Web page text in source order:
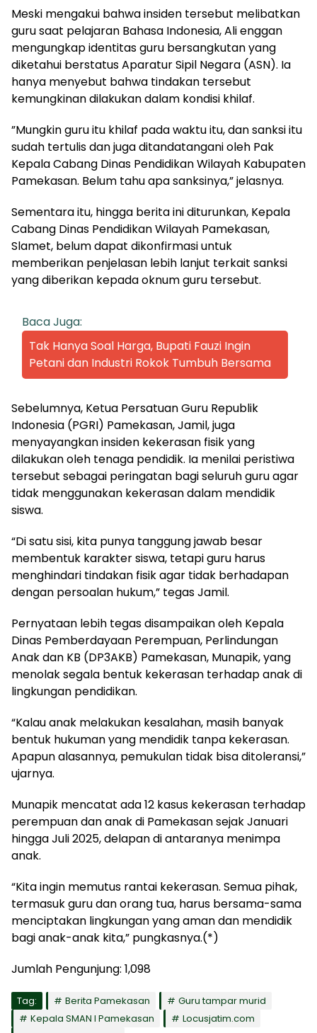
Meski mengakui bahwa insiden tersebut melibatkan
guru saat pelajaran Bahasa Indonesia, Ali enggan
mengungkap identitas guru bersangkutan yang
diketahui berstatus Aparatur Sipil Negara (ASN). Ia
hanya menyebut bahwa tindakan tersebut
kemungkinan dilakukan dalam kondisi khilaf.
”Mungkin guru itu khilaf pada waktu itu, dan sanksi itu
sudah tertulis dan juga ditandatangani oleh Pak
Kepala Cabang Dinas Pendidikan Wilayah Kabupaten
Pamekasan. Belum tahu apa sanksinya,” jelasnya.
Sementara itu, hingga berita ini diturunkan, Kepala
Cabang Dinas Pendidikan Wilayah Pamekasan,
Slamet, belum dapat dikonfirmasi untuk
memberikan penjelasan lebih lanjut terkait sanksi
yang diberikan kepada oknum guru tersebut.
Baca Juga:
Tak Hanya Soal Harga, Bupati Fauzi Ingin
Petani dan Industri Rokok Tumbuh Bersama
Sebelumnya, Ketua Persatuan Guru Republik
Indonesia (PGRI) Pamekasan, Jamil, juga
menyayangkan insiden kekerasan fisik yang
dilakukan oleh tenaga pendidik. Ia menilai peristiwa
tersebut sebagai peringatan bagi seluruh guru agar
tidak menggunakan kekerasan dalam mendidik
siswa.
“Di satu sisi, kita punya tanggung jawab besar
membentuk karakter siswa, tetapi guru harus
menghindari tindakan fisik agar tidak berhadapan
dengan persoalan hukum,” tegas Jamil.
Pernyataan lebih tegas disampaikan oleh Kepala
Dinas Pemberdayaan Perempuan, Perlindungan
Anak dan KB (DP3AKB) Pamekasan, Munapik, yang
menolak segala bentuk kekerasan terhadap anak di
lingkungan pendidikan.
“Kalau anak melakukan kesalahan, masih banyak
bentuk hukuman yang mendidik tanpa kekerasan.
Apapun alasannya, pemukulan tidak bisa ditoleransi,”
ujarnya.
Munapik mencatat ada 12 kasus kekerasan terhadap
perempuan dan anak di Pamekasan sejak Januari
hingga Juli 2025, delapan di antaranya menimpa
anak.
“Kita ingin memutus rantai kekerasan. Semua pihak,
termasuk guru dan orang tua, harus bersama-sama
menciptakan lingkungan yang aman dan mendidik
bagi anak-anak kita,” pungkasnya.(*)
Jumlah Pengunjung: 1,098
Tag: Berita Pamekasan
Guru tampar murid
Kepala SMAN I Pamekasan
Locusjatim.com